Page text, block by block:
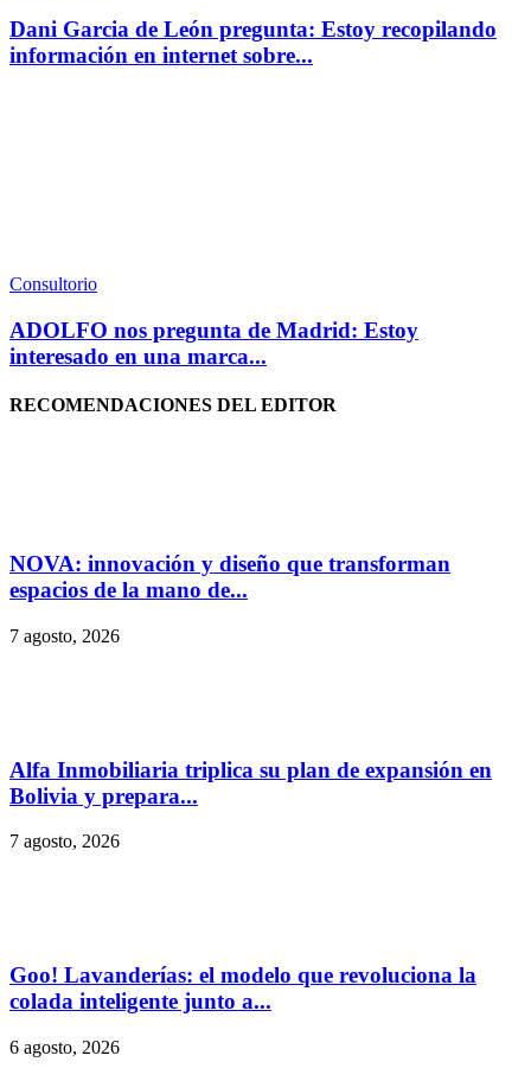
Dani Garcia de León pregunta: Estoy recopilando
información en internet sobre...
Consultorio
ADOLFO nos pregunta de Madrid: Estoy
interesado en una marca...
RECOMENDACIONES DEL EDITOR
NOVA: innovación y diseño que transforman
espacios de la mano de...
7 agosto, 2026
Alfa Inmobiliaria triplica su plan de expansión en
Bolivia y prepara...
7 agosto, 2026
Goo! Lavanderías: el modelo que revoluciona la
colada inteligente junto a...
6 agosto, 2026